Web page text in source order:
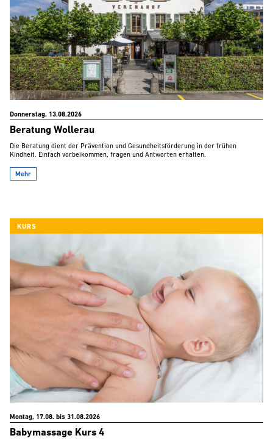
Donnerstag, 13.08.2026
Beratung Wollerau
Die Beratung dient der Prävention und Gesundheitsförderung in der frühen
Kindheit. Einfach vorbeikommen, fragen und Antworten erhalten.
Mehr
KURS
Montag, 17.08. bis 31.08.2026
Babymassage Kurs 4